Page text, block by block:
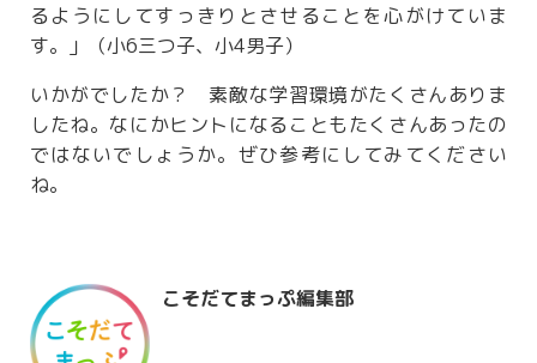
るようにしてすっきりとさせることを心がけていま
す。」（小6三つ子、小4男子）
いかがでしたか？ 素敵な学習環境がたくさんありま
したね。なにかヒントになることもたくさんあったの
ではないでしょうか。ぜひ参考にしてみてください
ね。
こそだてまっぷ編集部